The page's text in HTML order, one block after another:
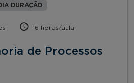
DURAÇÃO
16 horas/aula
de Processos